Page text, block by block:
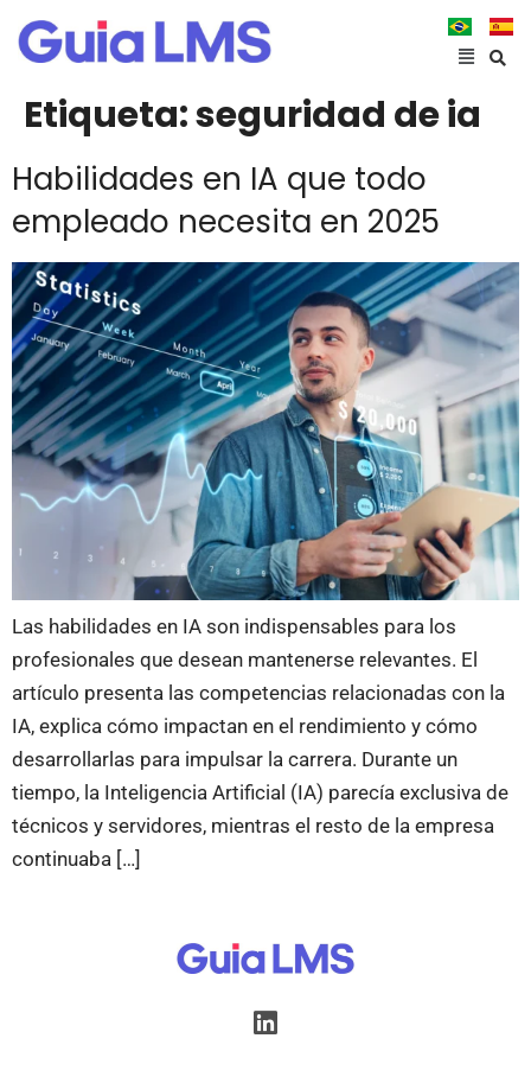
Etiqueta:seguridad de ia
Habilidades en IA que todo
empleado necesita en 2025
Las habilidades en IA son indispensables para los
profesionales que desean mantenerse relevantes. El
artículo presenta las competencias relacionadas con la
IA, explica cómo impactan en el rendimiento y cómo
desarrollarlas para impulsar la carrera. Durante un
tiempo, la Inteligencia Artificial (IA) parecía exclusiva de
técnicos y servidores, mientras el resto de la empresa
continuaba […]